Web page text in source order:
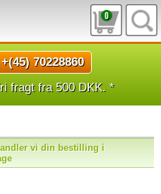
0
+(45) 70228860
fragt fra 500 DKK. *
vi din bestilling i